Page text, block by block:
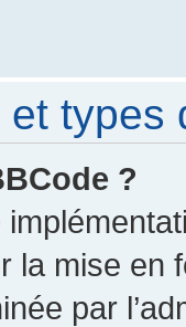
types
?
la mise en
par